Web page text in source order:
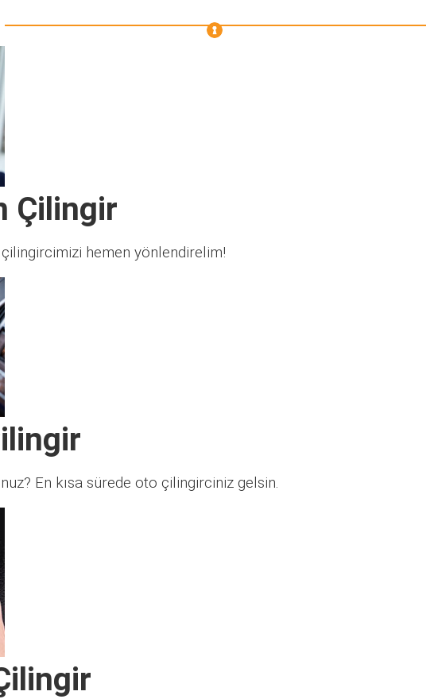
Çilingir
çilingircimizi hemen yönlendirelim!
En kısa sürede oto çilingirciniz gelsin.